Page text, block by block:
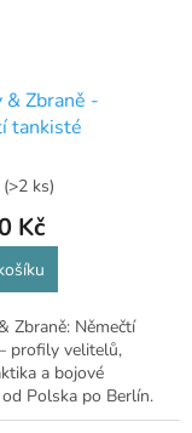
& Zbraně -
tankisté
(>2 ks)
Kč
Zbraně: Němečtí
profily velitelů,
a bojové
od Polska po Berlín.
průvodce EP.